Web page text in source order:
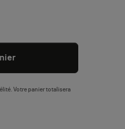
Votre panier totalisera